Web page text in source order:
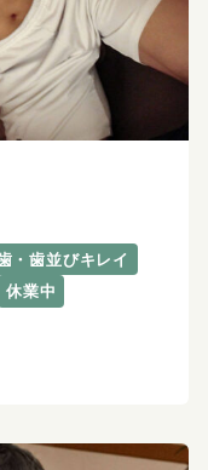
・歯並びキレイ
休業中